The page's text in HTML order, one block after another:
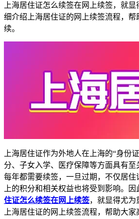
上海居住证怎么续签在网上续签，就
细介绍上海居住证的网上续签流程，
续。
上海居住证作为外地人在上海的“身份
分、子女入学、医疗保障等方面具有
每年都需要续签，一旦过期，不仅居
上的积分和相关权益也将受到影响。
住证怎么续签在网上续签，就显得尤为
上海居住证的网上续签流程，帮助大家